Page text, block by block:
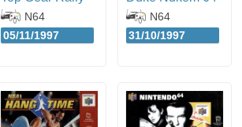
N64
05/11/1997
N64
31/10/1997